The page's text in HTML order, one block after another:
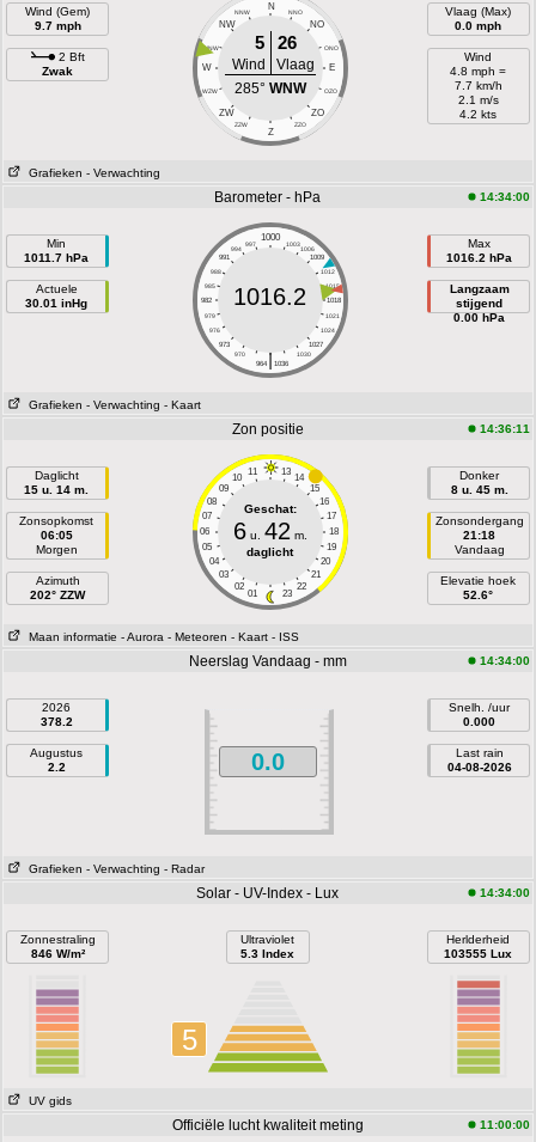
Wind (Gem)
9.7 mph
2 Bft
Zwak
N
NNW NNO
NW NO
WNW ONO
W E
WZW OZO
ZW ZO
ZZW ZZO
Z
5 26
Wind
Vlaag
285° WNW
Vlaag (Max)
0.0 mph
Wind
4.8 mph =
7.7 km/h
2.1 m/s
4.2 kts
Grafieken - Verwachting
Barometer - hPa 14:34:00
Min
1011.7 hPa
Actuele
30.01 inHg
1000
997 1003
994
1006
991
1009
988
1012
985
1015
982
1018
979
1021
976
1024
973
1027
970
1030
|
964 1036
1016.2
Max
1016.2 hPa
Langzaam
stijgend
0.00 hPa
Grafieken - Verwachting - Kaart
Zon positie 14:36:11
Daglicht
15 u. 14 m.
Zonsopkomst
06:05
Morgen
Azimuth
202° ZZW
11 13
10
14
09
15
08
16
07
17
06
18
05
19
04
20
03
21
02
22
01 23
Geschat:
6u. 42 m.
daglicht
Donker
8 u. 45 m.
Zonsondergang
21:18
Vandaag
Elevatie hoek
52.6°
Maan informatie - Aurora - Meteoren - Kaart - ISS
Neerslag Vandaag - mm 14:34:00
2026
378.2
Augustus
2.2
0.0
Snelh. /uur
0.000
Last rain
04-08-2026
Grafieken - Verwachting - Radar
Solar - UV-Index - Lux 14:34:00
Zonnestraling
846 W/m²
Ultraviolet
5.3 Index
5
Herlderheid
103555 Lux
UV gids
Officiële lucht kwaliteit meting 11:00:00